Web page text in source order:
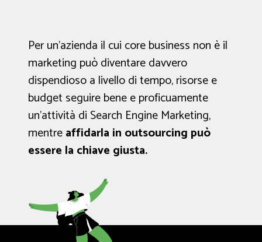
Per un’azienda il cui core business non è il
marketing può diventare davvero
dispendioso a livello di tempo, risorse e
budget seguire bene e proficuamente
un’attività di Search Engine Marketing,
mentreaffidarla in outsourcing può
essere la chiave giusta.